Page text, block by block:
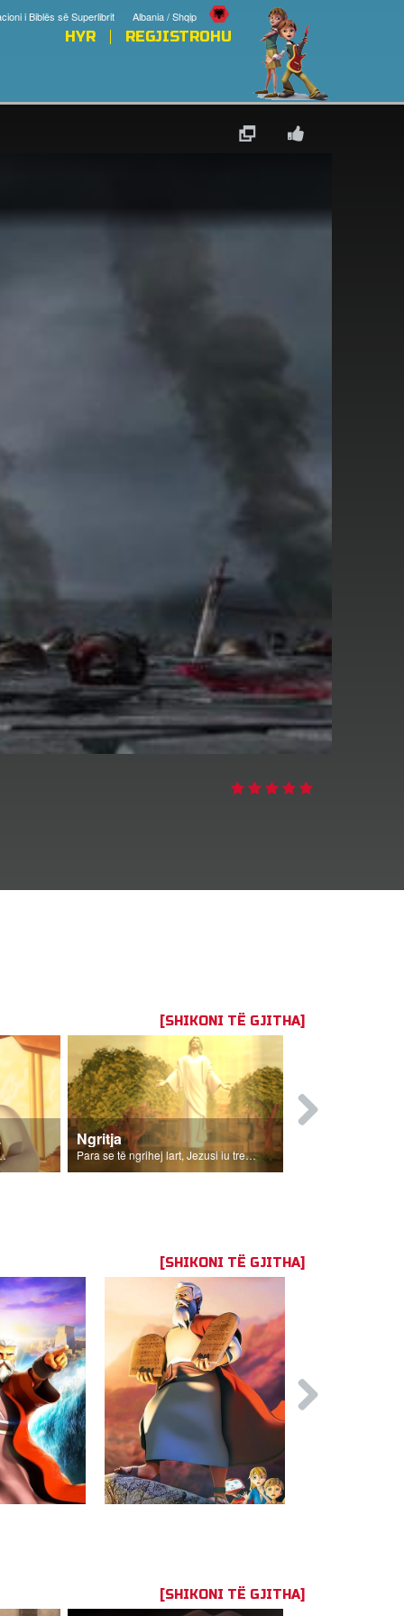
Albania / Shqip
i Biblës së Superlibrit
HYR REGJISTROHU
[SHIKONI TË GJITHA]
1
dhe Gizmon.
Ngritja
Para se të ngrihej lart, Jezusi iu tregoi dishepujve për Frymën e Shenjtë.
[SHIKONI TË GJITHA]
[SHIKONI TË GJITHA]